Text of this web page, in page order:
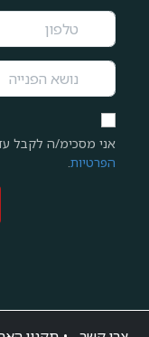
אני מסכימ/ה לקבל
הפרטיות.